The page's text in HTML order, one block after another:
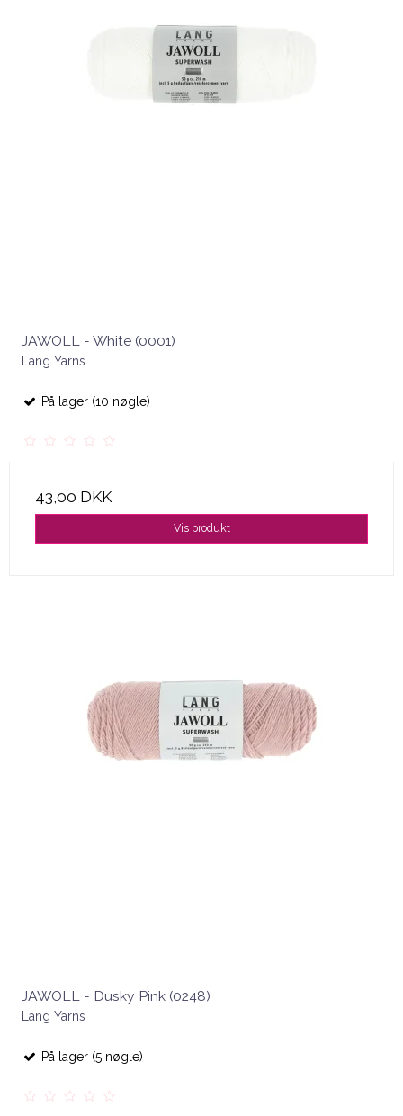
JAWOLL - White (0001)
Lang Yarns
På lager (10 nøgle)
43,00 DKK
Vis produkt
JAWOLL - Dusky Pink (0248)
Lang Yarns
På lager (5 nøgle)